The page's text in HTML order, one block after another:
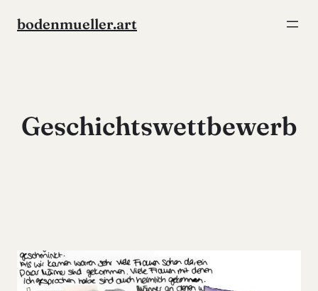
Inhaltbodenmueller.art
Geschichtswettbewerb